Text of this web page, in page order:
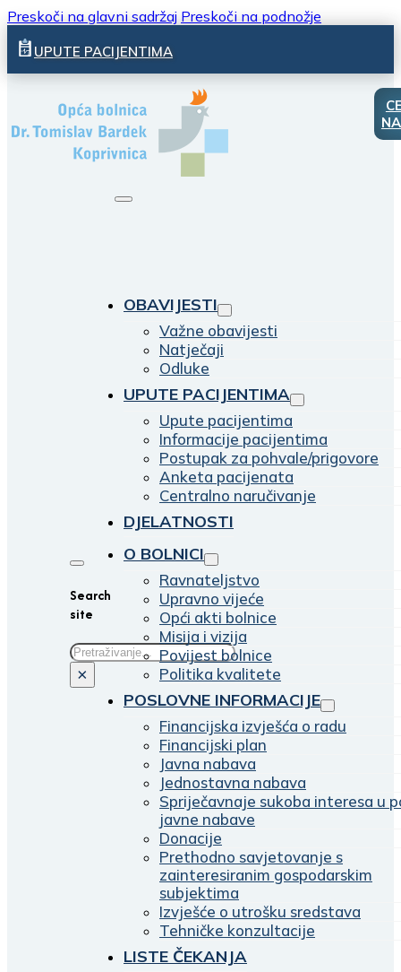
Preskoči na glavni sadržaj Preskoči na podnožje
UPUTE PACIJENTIMA
Search
site
Traži
×
OBAVIJESTI
Važne obavijesti
Natječaji
Odluke
UPUTE PACIJENTIMA
Upute pacijentima
Informacije pacijentima
Postupak za pohvale/prigovore
Anketa pacijenata
Centralno naručivanje
DJELATNOSTI
O BOLNICI
Ravnateljstvo
Upravno vijeće
Opći akti bolnice
Misija i vizija
Povijest bolnice
Politika kvalitete
POSLOVNE INFORMACIJE
Financijska izvješća o radu
Financijski plan
Javna nabava
Jednostavna nabava
Spriječavnaje sukoba interesa u
javne nabave
Donacije
Prethodno savjetovanje s
zainteresiranim gospodarskim
subjektima
Izvješće o utrošku sredstava
Tehničke konzultacije
LISTE ČEKANJA